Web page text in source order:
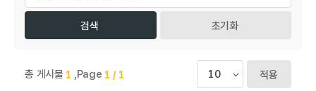
초기화
총 게시물 1 ,Page 1 / 1 적용